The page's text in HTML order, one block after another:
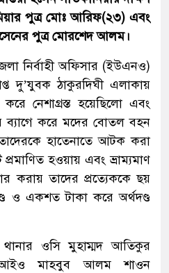
পুত্র মোঃ আরিফ(২৩) এবং
পুত্র মোরশেদ আলম।
নির্বাহী অফিসার (ইউএনও)
দু’যুবক ঠাকুরদিঘী এলাকায়
নেশাগ্রস্ত হয়েছিলো এবং
ব্যাগে করে মদের বোতল বহন
হাতেনাতে আটক করা
হওয়ায় এবং ভ্রাম্যমাণ
করায় তাদের প্রত্যেককে ছয়
ও একশত টাকা করে অর্থদণ্ড
থানার ওসি মুহাম্মদ আতিকুর
মাহবুব আলম শাওন